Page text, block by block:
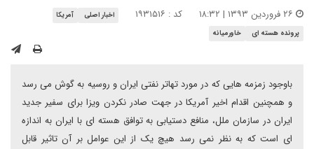
کد : ۱۹۳۱۵۱۶ اخبار اصلی
آمریکا
پرونده هسته ای
خاورمیانه
باوجود زمزمه هایی که در مورد تهاتر نفتی ایران و روسیه به گوش می رسد
و همچنین اقدام اخیر آمریکا در جهت صادر نکردن ویزا برای سفیر جدید
ایران در سازمان ملل، منافع دستیابی به توافق هسته ای با ایران به اندازه
ای است که به نظر نمی رسد هیچ یک از این عوامل بر آن تاثیر قابل